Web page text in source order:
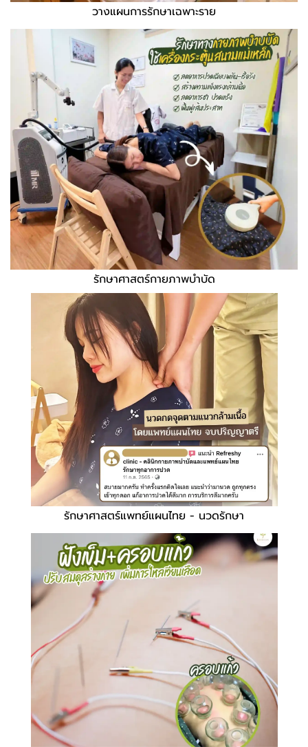
วางแผนการรักษาเฉพาะราย
รักษาศาสตร์กายภาพบำบัด
รักษาศาสตร์แพทย์แผนไทย - นวดรักษา